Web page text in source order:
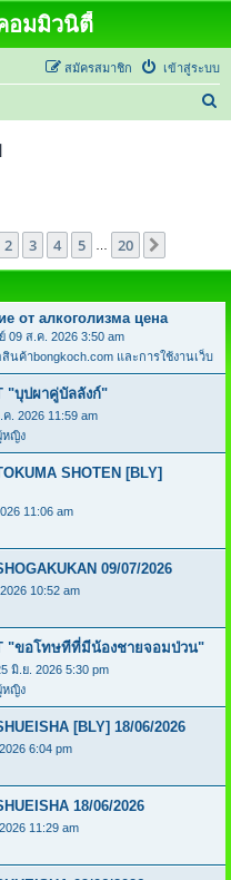
อมมิวนิตี้
เข้าสู่ระบบ
สมัครสมาชิก
จากทั้งหมด 20
2 3 4 5 20
от алкоголизма цена
09 ส.ค. 2026 3:50 am
ค้าbongkoch.com และการใช้งานเว็บ
"บุปผาคู่บัลลังก์"
. 2026 11:59 am
หญิง
SHOTEN [BLY]
11:06 am
09/07/2026
10:52 am
"ขอโทษทีที่มีน้องชายจอมป่วน"
มิ.ย. 2026 5:30 pm
หญิง
[BLY] 18/06/2026
6:04 pm
18/06/2026
11:29 am